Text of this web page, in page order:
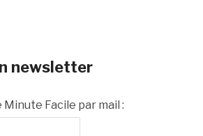
newsletter
Minute Facile par mail :